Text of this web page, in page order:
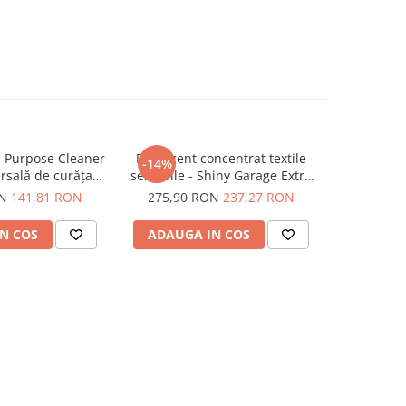
Purpose Cleaner
de curățare
parfum (5L)
141,81 RON
COS
-14%
Detergent concentrat textile
sensibile - Shiny Garage Extra
Dry Concentrate (5L)
275,90 RON237,27 RON
ADAUGA IN COS